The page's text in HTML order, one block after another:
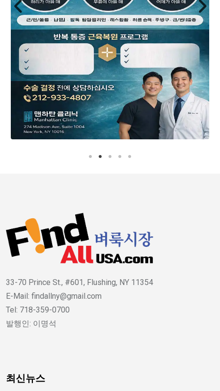
33-70 Prince St., #601, Flushing, NY 11354
E-Mail: findallny@gmail.com
Tel: 718-359-0700
발행인: 이명석
최신뉴스